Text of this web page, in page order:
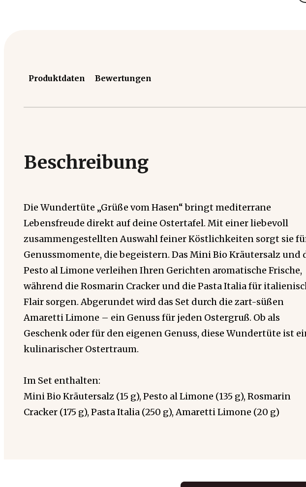
Produktdaten Bewertungen
Beschreibung
Die Wundertüte „Grüße vom Hasen“ bringt mediterrane
Lebensfreude direkt auf deine Ostertafel. Mit einer liebevoll
zusammengestellten Auswahl feiner Köstlichkeiten sorgt sie
Genussmomente, die begeistern. Das Mini Bio Kräutersalz und
Pesto al Limone verleihen Ihren Gerichten aromatische Frische,
während die Rosmarin Cracker und die Pasta Italia für
Flair sorgen. Abgerundet wird das Set durch die zart-süßen
Amaretti Limone – ein Genuss für jeden Ostergruß. Ob als
Geschenk oder für den eigenen Genuss, diese Wundertüte ist
kulinarischer Ostertraum.
Im Set enthalten:
Mini Bio Kräutersalz (15 g), Pesto al Limone (135 g), Rosmarin
Cracker (175 g), Pasta Italia (250 g), Amaretti Limone (20 g)